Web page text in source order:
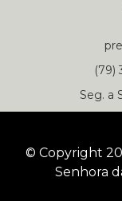
(79)
Seg. a
© Copyright
Senhora